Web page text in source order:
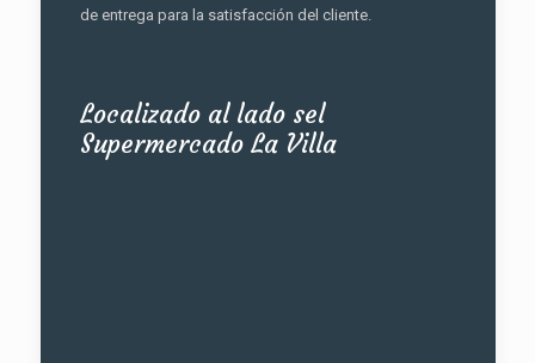
de entrega para la satisfacción del cliente.
Localizado al lado sel
Supermercado La Villa